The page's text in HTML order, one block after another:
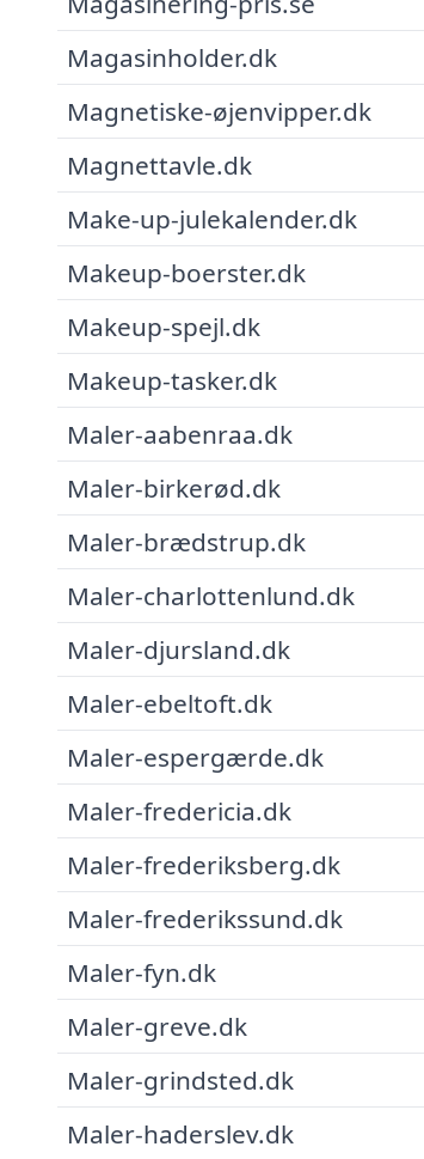
Magasinholder.dk
Magnetiske-øjenvipper.dk
Magnettavle.dk
Make-up-julekalender.dk
Makeup-boerster.dk
Makeup-spejl.dk
Makeup-tasker.dk
Maler-aabenraa.dk
Maler-birkerød.dk
Maler-brædstrup.dk
Maler-charlottenlund.dk
Maler-djursland.dk
Maler-ebeltoft.dk
Maler-espergærde.dk
Maler-fredericia.dk
Maler-frederiksberg.dk
Maler-frederikssund.dk
Maler-fyn.dk
Maler-greve.dk
Maler-grindsted.dk
Maler-haderslev.dk